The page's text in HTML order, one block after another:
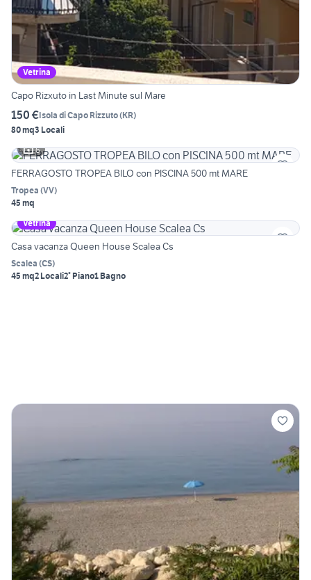
Vetrina
Capo Rizxuto in Last Minute sul Mare
150 €Isola di Capo Rizzuto(KR)
80 mq3 Locali
6
FERRAGOSTO TROPEA BILO con PISCINA 500 mt MARE
Tropea (VV)
45 mq
Vetrina
Casa vacanza Queen House Scalea Cs
Scalea (CS)
45 mq2 Locali2° Piano1 Bagno